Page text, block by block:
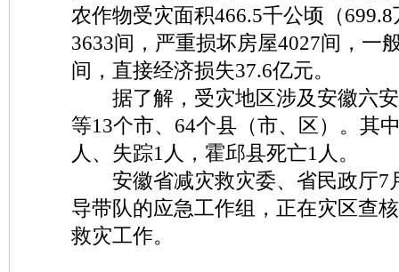
农作物受灾面积466.5千公顷（
3633间，严重损坏房屋4027间，一
间，直接经济损失37.6亿元。
据了解，受灾地区涉及安徽六安
等13个市、64个县（市、区）。其
人、失踪1人，霍邱县死亡1人。
安徽省减灾救灾委、省民政厅7
导带队的应急工作组，正在灾区查
救灾工作。